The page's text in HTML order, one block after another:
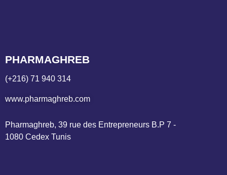
PHARMAGHREB
(+216) 71 940 314
www.pharmaghreb.com
Pharmaghreb, 39 rue des Entrepreneurs B.P 7 -
1080 Cedex Tunis